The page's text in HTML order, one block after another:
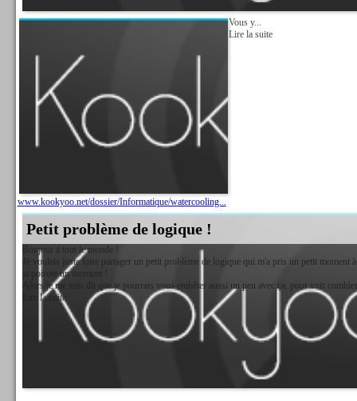
www.kookyoo.net/dossier/Informatique/watercooling...
Vous y...
Lire la suite
Petit problème de logique !
Bonjour à tout le monde !
Je voulais juste faire partager un petit problème de logique qui m'a pris un petit moment
ai poiroté un moment !
Alors je me suis dit que je pourrais vous embêter aussi un peu avec ça, pour voir
Lire la suite